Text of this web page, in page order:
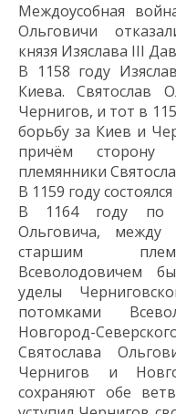
Междоусобная
Ольговичи
князя Изяслава III
В 1158 году
Киева. Святослав
Чернигов, и тот в
борьбу за Киев и
причём
племянники
В 1159 годусостоялся
В 1164 году по
Ольговича, между
старшим
Всеволодовичем
уделы
потомками
Новгород-
Святослава
Чернигов и
сохраняют обе